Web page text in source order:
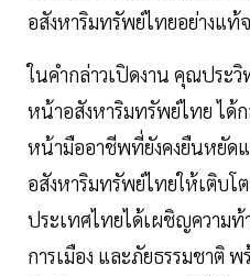
อสังหาริมทรัพย์ไทยอย่างแท้
ในคำกล่าวเปิดงาน คุณประ
หน้าอสังหาริมทรัพย์ไทย ได้
หน้ามืออาชีพที่ยังคงยืนหยัด
อสังหาริมทรัพย์ไทยให้เติบโ
ประเทศไทยได้เผชิญความท้
การเมือง และภัยธรรมชาติ